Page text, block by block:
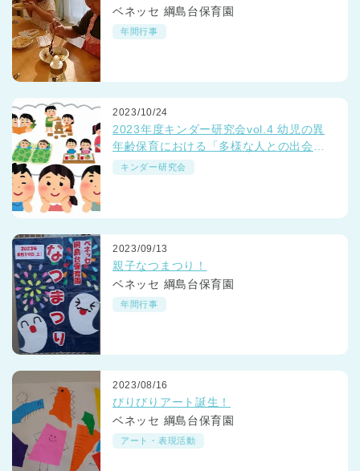
ベネッセ 綱島台保育園
年間行事
2023/10/24
2023年度キンダー研究会vol.4 幼児の異
年齢保育における「多様な人との出会
い」って？
キンダー研究会
2023/09/13
親子なつまつり！
ベネッセ 綱島台保育園
年間行事
2023/08/16
びりびりアート誕生！
ベネッセ 綱島台保育園
アート・表現活動